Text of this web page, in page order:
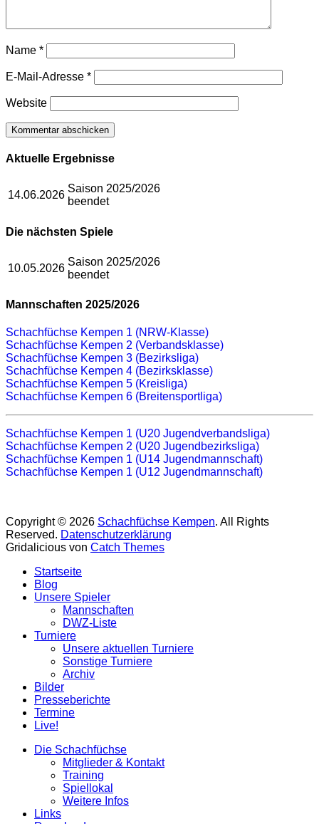
Name *
E-Mail-Adresse *
Website
Aktuelle Ergebnisse
14.06.2026
Saison 2025/2026
beendet
Die nächsten Spiele
10.05.2026
Saison 2025/2026
beendet
Mannschaften 2025/2026
Schachfüchse Kempen 1 (NRW-Klasse)
Schachfüchse Kempen 2 (Verbandsklasse)
Schachfüchse Kempen 3 (Bezirksliga)
Schachfüchse Kempen 4 (Bezirksklasse)
Schachfüchse Kempen 5 (Kreisliga)
Schachfüchse Kempen 6 (Breitensportliga)
Schachfüchse Kempen 1 (U20 Jugendverbandsliga)
Schachfüchse Kempen 2 (U20 Jugendbezirksliga)
Schachfüchse Kempen 1 (U14 Jugendmannschaft)
Schachfüchse Kempen 1 (U12 Jugendmannschaft)
Copyright © 2026 Schachfüchse Kempen. All Rights
Reserved. Datenschutzerklärung
Gridalicious von Catch Themes
oben
scrollen
Startseite
Blog
Unsere Spieler
Mannschaften
DWZ-Liste
Turniere
Unsere aktuellen Turniere
Sonstige Turniere
Archiv
Bilder
Presseberichte
Termine
Live!
Die Schachfüchse
Mitglieder & Kontakt
Training
Spiellokal
Weitere Infos
Links